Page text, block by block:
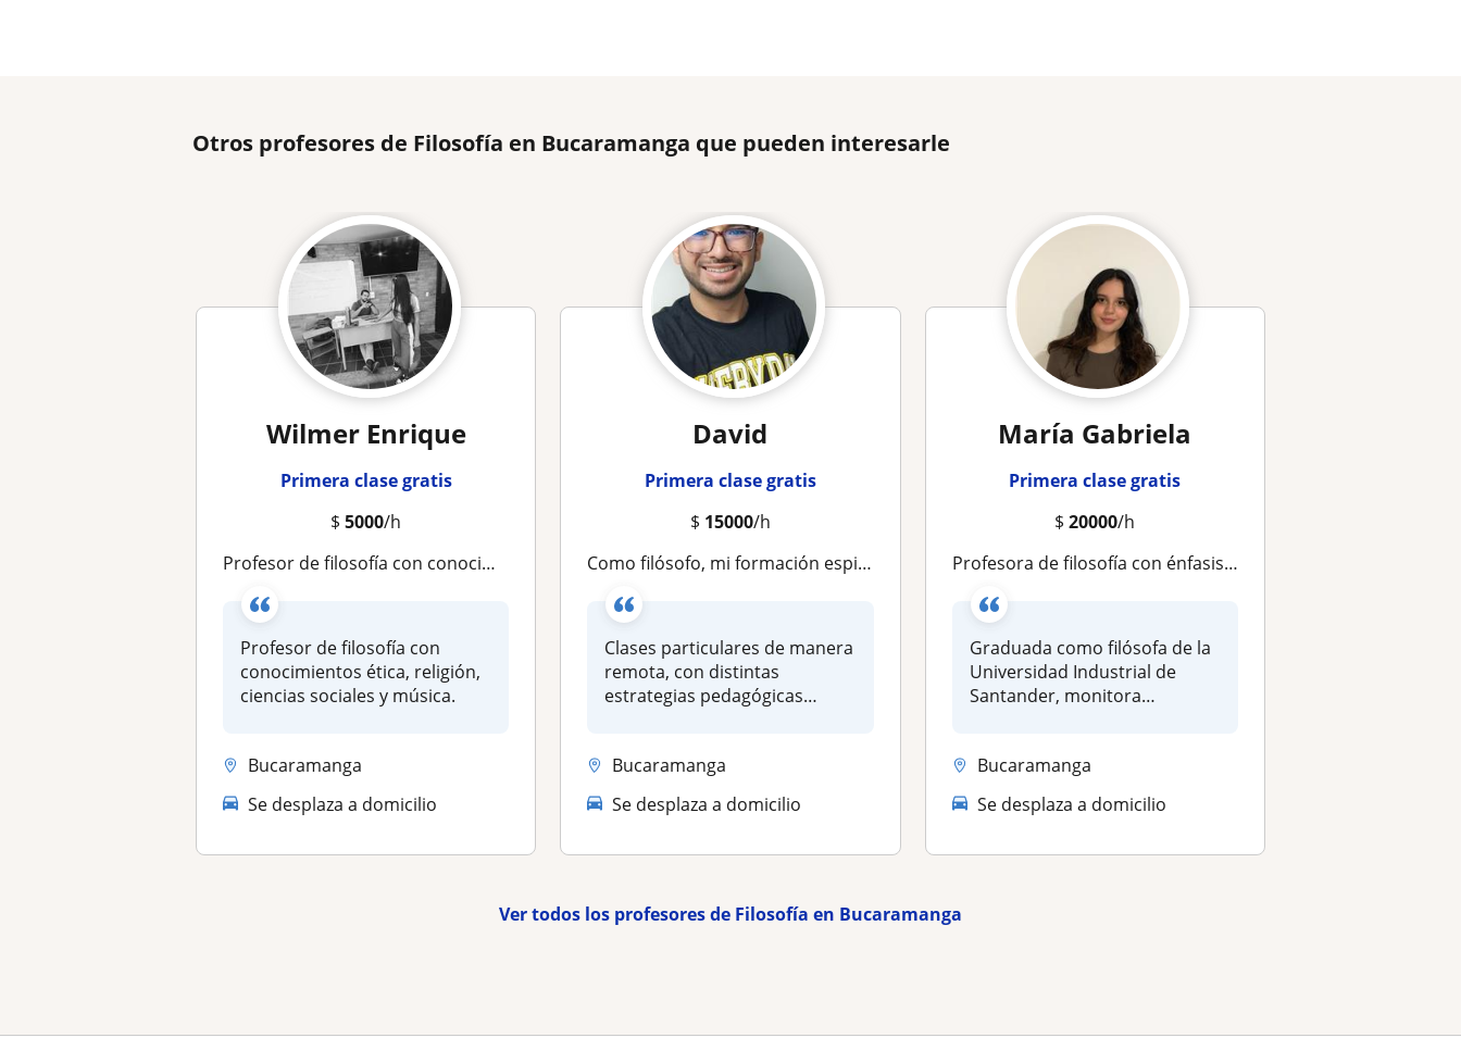
Otros profesores de Filosofía en Bucaramanga que pueden interesarle
Wilmer Enrique
Primera clase gratis
$5000/h
Profesor de filosofía con conocimientos ética, religión, ciencias sociales y música
Profesor de filosofía con
conocimientos ética, religión,
ciencias sociales y música.
Bucaramanga
Se desplaza a domicilio
David
Primera clase gratis
$ 15000/h
Como filósofo, mi formación espiritual, pedagógica, metodológica y de TICs me ha proporcionado una base sólida para mi labor docente. Mi pasión radica en la formación integral de las generaciones futuras, creando un ambiente de aprendizaje en el que los e
Clases particulares de manera
remota, con distintas
estrategias pedagógicas
Bucaramanga
Se desplaza a domicilio
María Gabriela
Primera clase gratis
$20000/h
Profesora de filosofía con énfasis en estudios de género y estética
Graduada como filósofa de la
Universidad Industrial de
Santander, monitora
Bucaramanga
Se desplaza a domicilio
Ver todos los profesores de Filosofía en Bucaramanga